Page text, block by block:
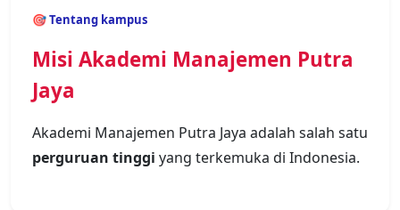
🎯 Tentang kampus
Misi Akademi Manajemen Putra
Jaya
Akademi Manajemen Putra Jaya adalah salah satu
perguruan tinggi yang terkemuka di Indonesia.